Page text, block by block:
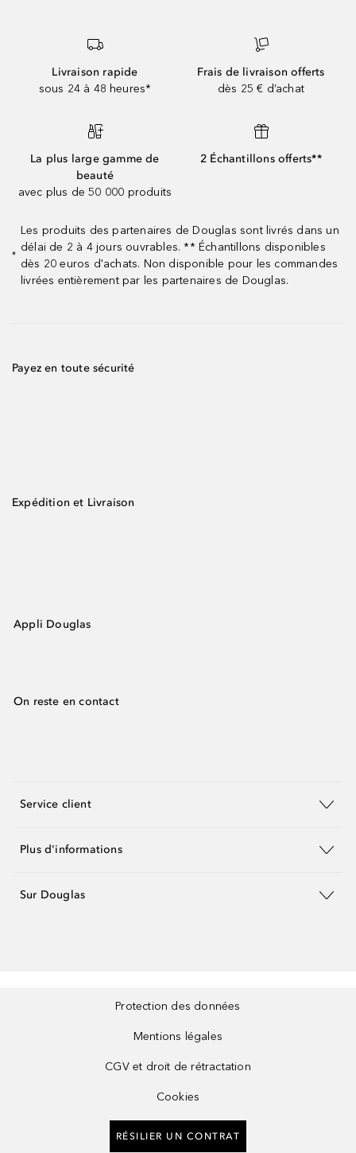
Livraison rapide
sous 24 à 48 heures*
Frais de livraison offerts
dès 25 € d’achat
La plus large gamme de
beauté
avec plus de 50 000 produits
2 Échantillons offerts**
*
Les produits des partenaires de Douglas sont livrés dans un
délai de 2 à 4 jours ouvrables. ** Échantillons disponibles
dès 20 euros d'achats. Non disponible pour les commandes
livrées entièrement par les partenaires de Douglas.
Payez en toute sécurité
Expédition et Livraison
Appli Douglas
On reste en contact
Service client
Plus d'informations
Sur Douglas
Protection des données
Mentions légales
CGV et droit de rétractation
Cookies
RÉSILIER UN CONTRAT